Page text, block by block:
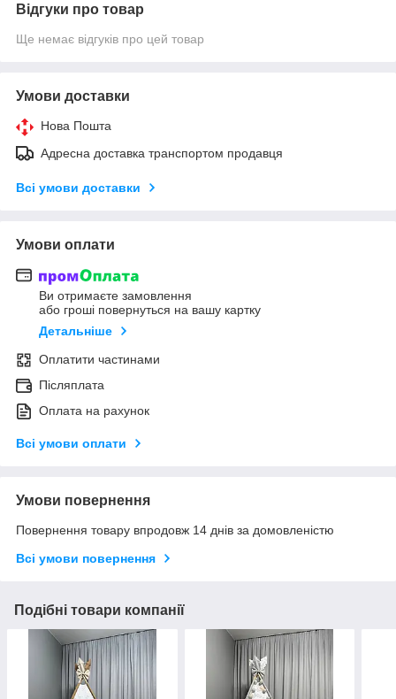
Відгуки про товар
Ще немає відгуків про цей товар
Умови доставки
Нова Пошта
Адресна доставка транспортом продавця
Всі умови доставки
Умови оплати
Ви отримаєте замовлення
або гроші повернуться на вашу картку
Детальніше
Оплатити частинами
Післяплата
Оплата на рахунок
Всі умови оплати
Умови повернення
Повернення товару впродовж 14 днів за домовленістю
Всі умови повернення
Подібні товари компанії